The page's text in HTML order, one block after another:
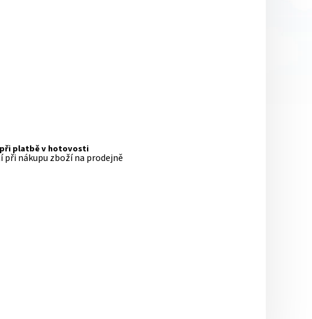
při platbě v hotovosti
při nákupu zboží na prodejně